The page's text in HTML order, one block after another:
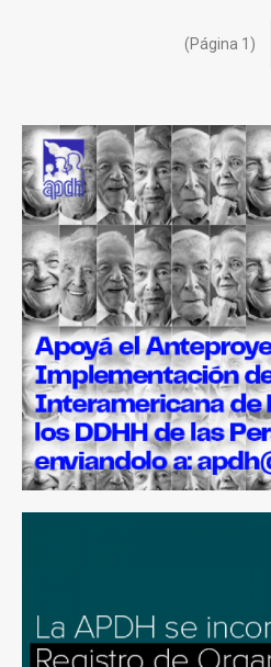
(Página 1)